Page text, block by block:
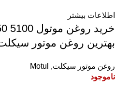
اطلاعات بیشتر
بهترین روغن موتور
روغن موتور سیکلت,
Motul
ناموجود